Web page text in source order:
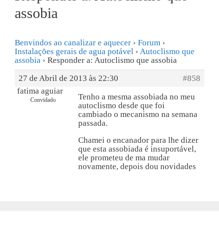
assobia
Benvindos ao canalizar e aquecer › Forum ›
Instalações gerais de agua potável › Autoclismo que
assobia › Responder a: Autoclismo que assobia
27 de Abril de 2013 às 22:30
#858
fatima aguiar
Convidado
Tenho a mesma assobiada no meu
autoclismo desde que foi
cambiado o mecanismo na semana
passada.
Chamei o encanador para lhe dizer
que esta assobiada é insuportável,
ele prometeu de ma mudar
novamente, depois dou novidades